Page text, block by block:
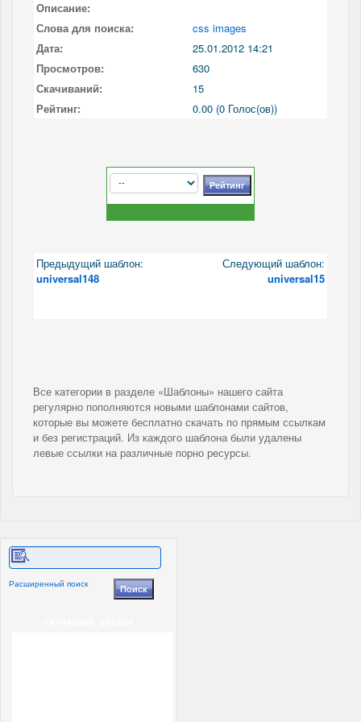
Описание:
Слова для поиска:
css images
Дата:
25.01.2012 14:21
Просмотров:
630
Скачиваний:
15
Рейтинг:
0.00 (0 Голос(ов))
Предыдущий шаблон:
universal148
Следующий шаблон:
universal15
Все категории в разделе «Шаблоны» нашего сайта
регулярно пополняются новыми шаблонами сайтов,
которые вы можете бесплатно скачать по прямым ссылкам
и без регистраций. Из каждого шаблона были удалены
левые ссылки на различные порно ресурсы.
Расширенный поиск